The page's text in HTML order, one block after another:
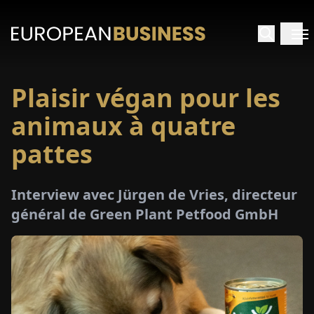
Plaisir végan pour les
animaux à quatre
pattes
Interview avec Jürgen de Vries, directeur
général de Green Plant Petfood GmbH